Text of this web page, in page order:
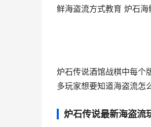
鲜海盗流方式教育 炉石海
炉石传说酒馆战棋中每个
多玩家想要知道海盗流怎
炉石传说最新海盗流